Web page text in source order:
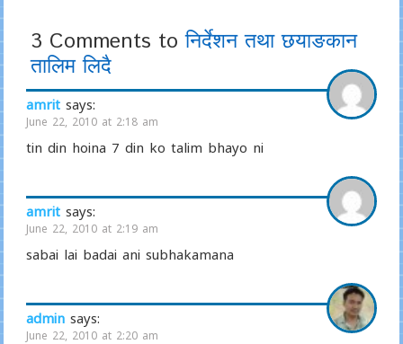
3 Comments toनिर्देशन तथा छयाङकान
तालिम लिदै
amrit says:
June 22, 2010 at 2:18 am
tin din hoina 7 din ko talim bhayo ni
amrit says:
June 22, 2010 at 2:19 am
sabai lai badai ani subhakamana
admin says:
June 22, 2010 at 2:20 am